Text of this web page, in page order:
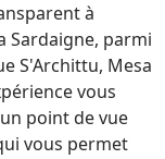
à
Sardaigne, parmi
S'Archittu, Mesa
vous
point de vue
vous permet